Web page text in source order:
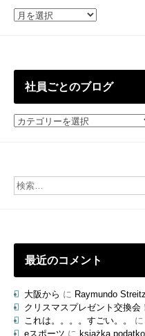
過
社員ごとのブログ
社
ブ
最近のコメント
大阪から に Raymundo Streitz
クリスマスプレゼント交換会
これは。。。。すごい。。
に
eスポーツ に książka